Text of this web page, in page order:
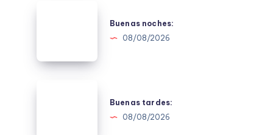
Buenas noches:
08/08/2026
Buenas tardes:
08/08/2026